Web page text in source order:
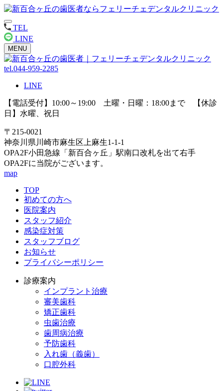
TEL
LINE
MENU
tel.044-959-2285
LINE
【電話受付】10:00～19:00 土曜・日曜：18:00まで 【休診
日】水曜、祝日
〒215-0021
神奈川県川崎市麻生区上麻生1-1-1
OPA2F小田急線「新百合ヶ丘」駅南口改札を出て右手
OPA2Fに当院がございます。
map
TOP
初めての方へ
医院案内
スタッフ紹介
感染症対策
スタッフブログ
お知らせ
プライバシーポリシー
診療案内
インプラント治療
審美歯科
矯正歯科
虫歯治療
歯周病治療
予防歯科
入れ歯（義歯）
口腔外科